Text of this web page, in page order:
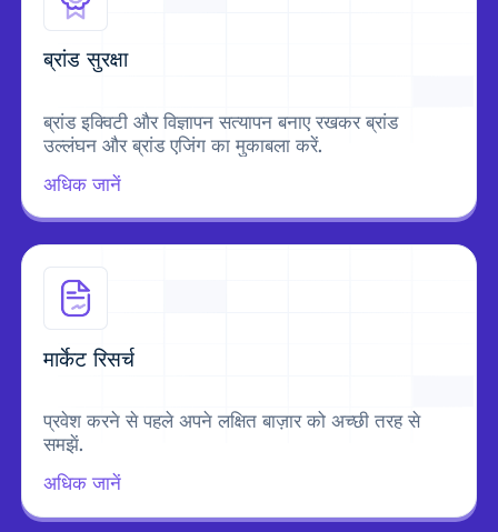
ब्रांड सुरक्षा
ब्रांड इक्विटी और विज्ञापन सत्यापन बनाए रखकर ब्रांड
उल्लंघन और ब्रांड एजिंग का मुकाबला करें.
अधिक जानें
मार्केट रिसर्च
प्रवेश करने से पहले अपने लक्षित बाज़ार को अच्छी तरह से
समझें.
अधिक जानें